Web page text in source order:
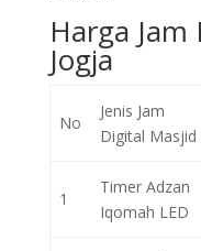
Harga
Jogja
No
Jenis Jam
Digital Masjid
1
Timer Adzan
Iqomah LED